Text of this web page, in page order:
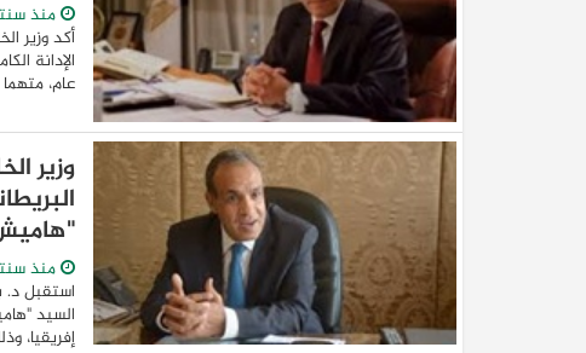
منذ
أكد وزير
الإدانة
عام،
وزير
منذ
السيد
إفريقيا،